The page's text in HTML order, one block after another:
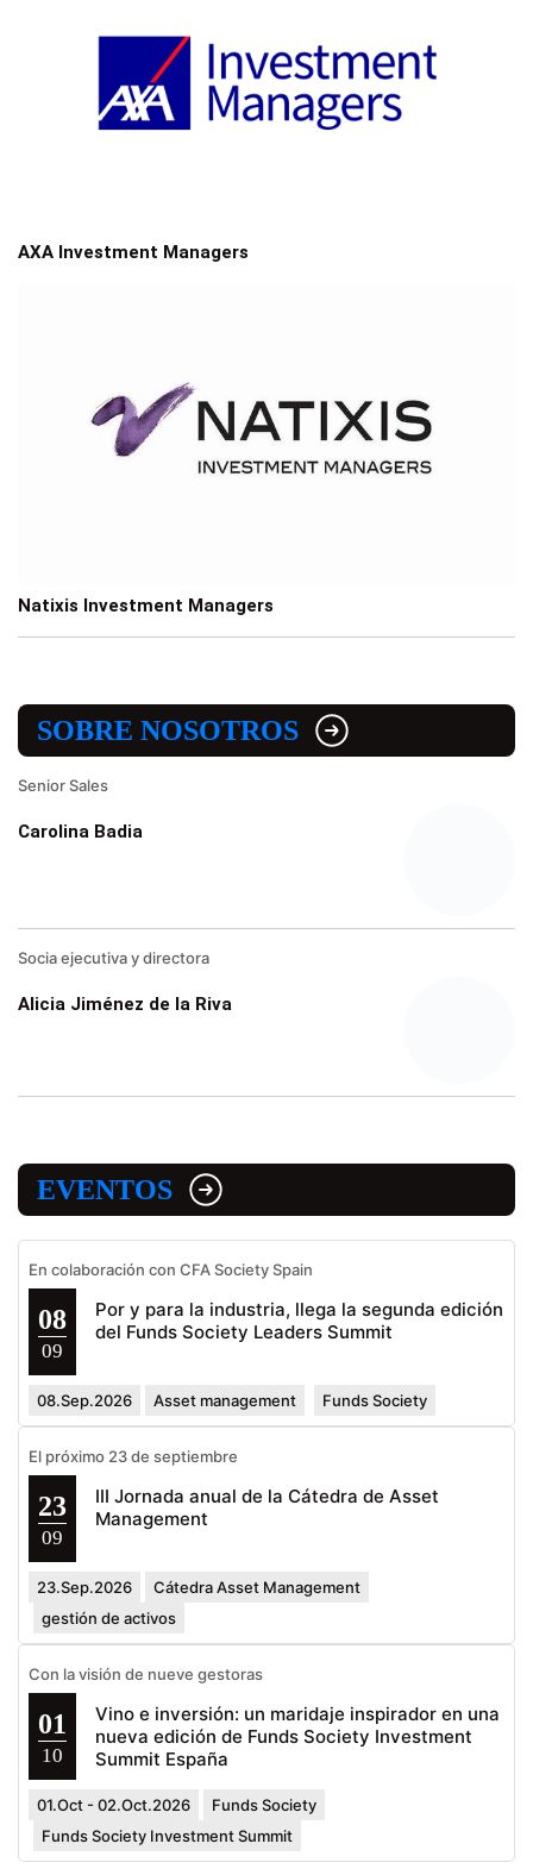
AXA Investment Managers
Natixis Investment Managers
SOBRE NOSOTROS
Senior Sales
Carolina Badia
Socia ejecutiva y directora
Alicia Jiménez de la Riva
EVENTOS
En colaboración con CFA Society Spain
08
09
Por y para la industria, llega la segunda edición
del Funds Society Leaders Summit
08.Sep.2026 Asset management Funds Society
El próximo 23 de septiembre
23
09
III Jornada anual de la Cátedra de Asset
Management
23.Sep.2026
Cátedra Asset Management
gestión de activos
Con la visión de nueve gestoras
01
10
Vino e inversión: un maridaje inspirador en una
nueva edición de Funds Society Investment
Summit España
01.Oct - 02.Oct.2026
Funds Society
Funds Society Investment Summit